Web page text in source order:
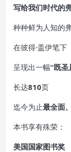
写给我们时代的
种种鲜为人知的
在彼得·盖伊笔下
呈现出一幅“既圣
长达810页
迄今为止最全面
本书享有殊荣：
美国国家图书奖